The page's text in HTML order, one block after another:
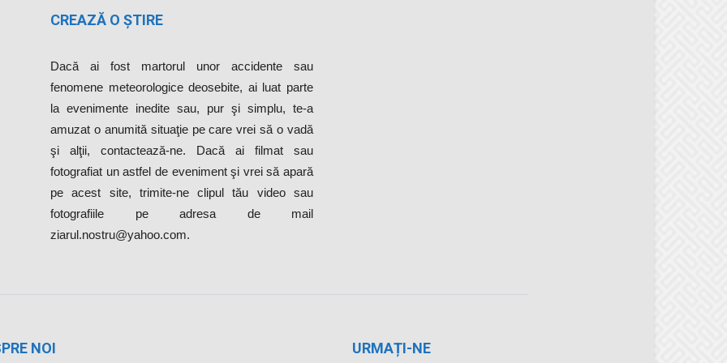
CREAZĂ O ȘTIRE
Dacă ai fost martorul unor accidente sau
fenomene meteorologice deosebite, ai luat parte
la evenimente inedite sau, pur şi simplu, te-a
amuzat o anumită situaţie pe care vrei să o vadă
şi alţii, contactează-ne. Dacă ai filmat sau
fotografiat un astfel de eveniment şi vrei să apară
pe acest site, trimite-ne clipul tău video sau
fotografiile pe adresa de mail
ziarul.nostru@yahoo.com.
NOI URMAȚI-NE